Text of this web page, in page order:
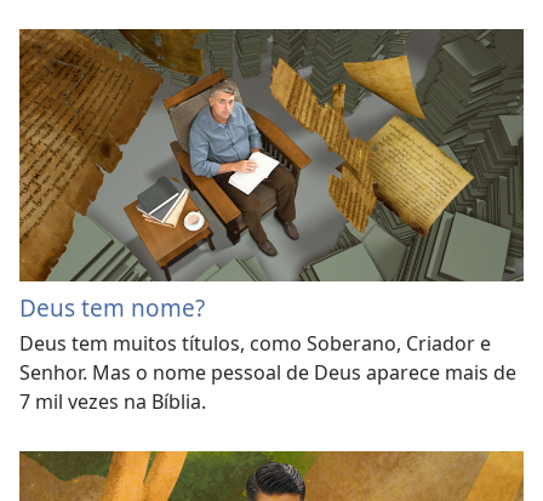
Deus tem nome?
Deus tem muitos títulos, como Soberano, Criador e
Senhor. Mas o nome pessoal de Deus aparece mais de
7 mil vezes na Bíblia.